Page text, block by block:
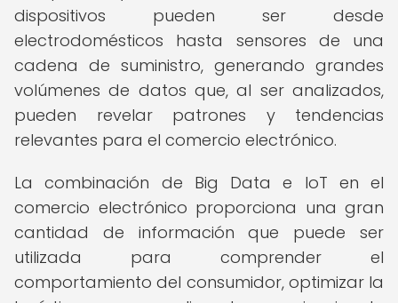
dispositivos pueden ser desde
electrodomésticos hasta sensores de una
cadena de suministro, generando grandes
volúmenes de datos que, al ser analizados,
pueden revelar patrones y tendencias
relevantes para el comercio electrónico.
La combinación de Big Data e IoT en el
comercio electrónico proporciona una gran
cantidad de información que puede ser
utilizada para comprender el
comportamiento del consumidor, optimizar la